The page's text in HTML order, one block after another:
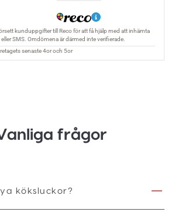
frågor
köksluckor?